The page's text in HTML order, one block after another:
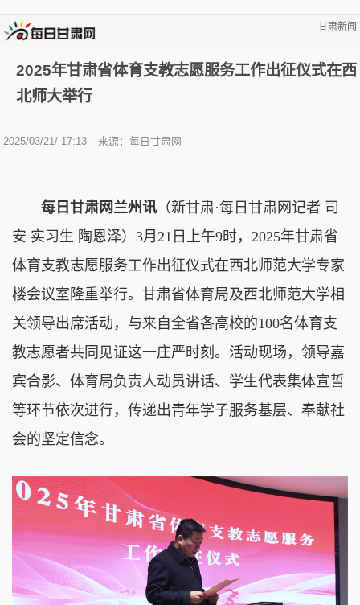
甘肃新闻
2025年甘肃省体育支教志愿服务工作出征仪式在西
北师大举行
2025/03/21/ 17:13 来源： 每日甘肃网
每日甘肃网兰州讯 （新甘肃·每日甘肃网记者 司
安 实习生 陶恩泽）3月21日上午9时，2025年甘肃省
体育支教志愿服务工作出征仪式在西北师范大学专家
楼会议室隆重举行。甘肃省体育局及西北师范大学相
关领导出席活动，与来自全省各高校的100名体育支
教志愿者共同见证这一庄严时刻。活动现场，领导嘉
宾合影、体育局负责人动员讲话、学生代表集体宣誓
等环节依次进行，传递出青年学子服务基层、奉献社
会的坚定信念。